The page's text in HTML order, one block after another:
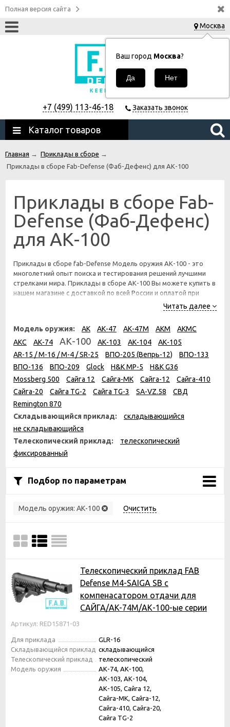
Полная версия сайта
Москва
Ваш город Москва?
+7 (499) 113-46-18 Заказать звонок
Каталог товаров
Главная → Приклады в сборе →
Приклады в сборе Fab-Defense (Фаб-Дефенс) для АК-100
Приклады в сборе Fab-
Defense (Фаб-Дефенс)
для АК-100
Приклады в сборе fab-Defense Модель оружия АК-100 - это
многолетний опыт поиска и тестирования решений лучшими
стрелками мира. Приклады в сборе АК-100 Вы можете купить в
нашем магазине с доставкой по всей России и оплатой при
Читать далее
Модель оружия: АК АК-47 АК-47М АКМ
АКМС
АКС
АК-74 АК-100 АК-103 АК-104
АК-105
AR-15 / M-16 / M-4 / SR-25
ВПО-205 (Вепрь-12)
ВПО-133
ВПО-136
ВПО-209 Glock H&K MP-5
H&K G36
Mossberg 500
Сайга 12 Сайга-МК Сайга-12
Сайга-410
Сайга-20
Сайга TG-2 Сайга TG-3 SA-VZ.58
СВД
Remington 870
Складывающийся приклад:
складывающийся
не складывающийся
Телескопический приклад:
телескопический
фиксированный
Подбор по параметрам
Модель оружия: АК-100 Очистить
Телескопический приклад FAB
Defense M4-SAIGA SB с
компенасатором отдачи для
САЙГА/AK-74M/АК-100-ые серии
Артикул: RED15871-03
Для приклада
GLR-16
Складывающийся приклад складывающийся
Телескопический приклад
телескопический
Модель оружия
АК-74, АК-100,
АК-103, АК-104,
АК-105, Сайга 12,
Сайга-МК, Сайга-12,
Сайга-410, Сайга-20,
Сайга TG-2